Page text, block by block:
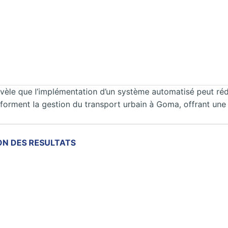
que l’implémentation d’un système automatisé peut
la gestion du transport urbain à Goma, offrant
DES RESULTATS